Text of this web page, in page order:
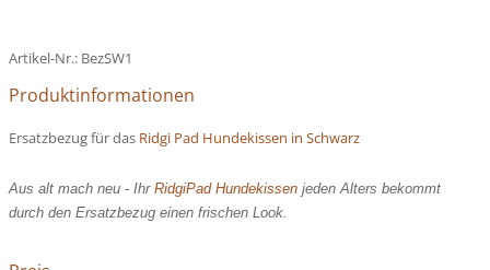
Artikel-Nr.: BezSW1
Produktinformationen
Ersatzbezug für das Ridgi Pad Hundekissen in Schwarz
Aus alt mach neu - Ihr RidgiPad Hundekissen jeden Alters bekommt
durch den Ersatzbezug einen frischen Look.